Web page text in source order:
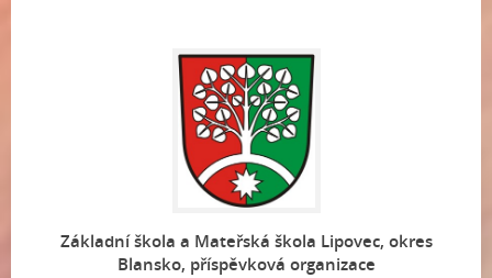
Základní škola a Mateřská škola Lipovec, okres
Blansko, příspěvková organizace